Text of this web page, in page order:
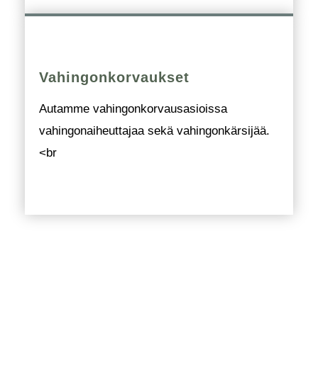
Vahingonkorvaukset
Autamme vahingonkorvausasioissa
vahingonaiheuttajaa sekä vahingonkärsijää.
<br